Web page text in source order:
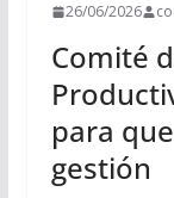
26/06/2026
Comité
para
gestión